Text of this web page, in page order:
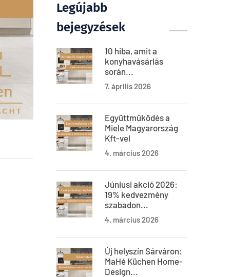
Legújabb
bejegyzések
10 hiba, amit a
konyhavásárlás
során...
7. április 2026
Együttműködés a
Miele Magyarország
Kft-vel
4. március 2026
Júniusi akció 2026:
19% kedvezmény
szabadon...
4. március 2026
Új helyszín Sárváron:
MaHé Küchen Home-
Design...